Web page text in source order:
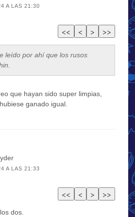
A LAS 21:30
leído por ahí que los rusos
que hayan sido super limpias,
ganado igual.
A LAS 21:33
dos.